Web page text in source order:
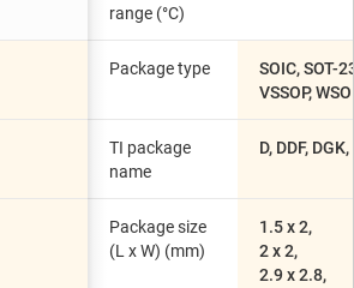
range (°C)
Package type
SOIC, SOT-
VSSOP,
TI package
name
D, DDF,
Package size
(L x W) (mm)
1.5 x 2,
2 x 2,
2.9 x 2.8,